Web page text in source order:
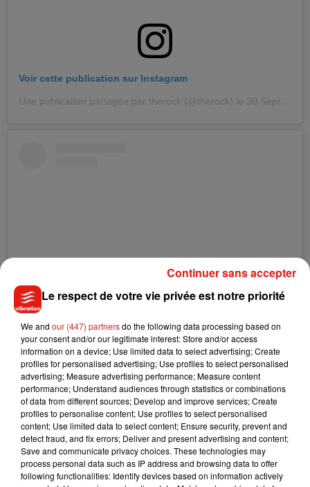
Voir cette publication sur Instagram
Une publication partagée par therock (@therock) le 30 Sept. 2020 à 5 :02 PDT
Voir cette publication sur Instagram
Une publication partagée par therock (@therock)le30 Sept. 2020 à 5 :30 PDT
Le respect de votre vie privée est notre priorité
We and our (447) partnersdo the following data processing based on
your consent and/or our legitimate interest: Store and/or access
information on a device; Use limited data to select advertising; Create
profiles for personalised advertising; Use profiles to select personalised
advertising; Measure advertising performance; Measure content
performance; Understand audiences through statistics or combinations
of data from different sources; Develop and improve services; Create
profiles to personalise content; Use profiles to select personalised
content; Use limited data to select content; Ensure security, prevent and
detect fraud, and fix errors; Deliver and present advertising and content;
Save and communicate privacy choices. These technologies may
process personal data such as IP address and browsing data to offer
following functionalities: Identify devices based on information actively
Continuer sans accepter